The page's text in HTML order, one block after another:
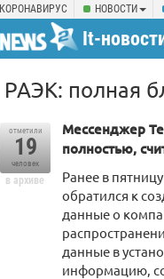
КОРОНАВИРУС НОВОСТИ
It-
РАЭК: полная
отметили
19
человек
в архиве
Мессенджер
полностью,
Ранее в
обратился к
данные о
данные в
информацию,